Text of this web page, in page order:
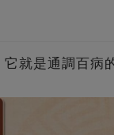
就是通調百病